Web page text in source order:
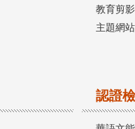
教育剪影
主題網站
認證